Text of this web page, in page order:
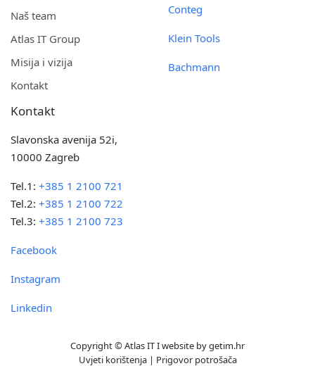
Naš team
Atlas IT Group
Misija i vizija
Kontakt
Conteg
Klein Tools
Bachmann
Kontakt
Slavonska avenija 52i,
10000 Zagreb
Tel.1:+385 1 2100 721
Tel.2:+385 1 2100 722
Tel.3:+385 1 2100 723
Facebook
Instagram
Linkedin
Copyright © Atlas IT I website bygetim.hr
Uvjeti korištenja| Prigovor potrošača